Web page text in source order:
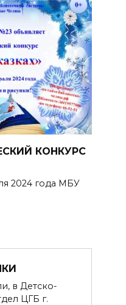
КОНКУРС
2024 года МБУ
в Детско-
ЦГБ г.